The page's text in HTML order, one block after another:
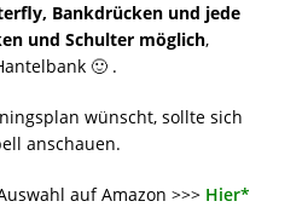
Bankdrücken und jede
und Schulter möglich,
🙂 .
wünscht, sollte sich
anschauen.
auf Amazon >>> Hier*